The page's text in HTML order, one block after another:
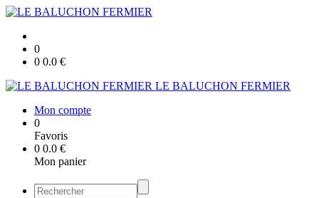
0
0 0.0 €
LE BALUCHON FERMIER
Mon compte
0
Favoris
0 0.0 €
Mon panier